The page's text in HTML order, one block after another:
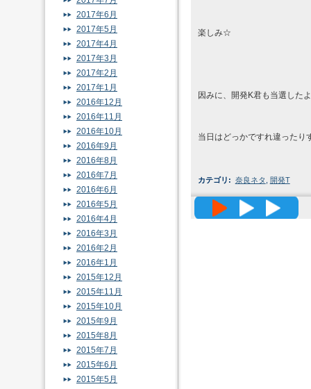
楽しみ☆
因みに、開発K君も当選した
当日はどっかですれ違ったり
カテゴリ : 奈良ネタ 開発T
高精度メ
2017年6月
2017年5月
2017年4月
2017年3月
2017年2月
2017年1月
2016年12月
2016年11月
2016年10月
2016年9月
2016年8月
2016年7月
2016年6月
2016年5月
2016年4月
2016年3月
2016年2月
2016年1月
2015年12月
2015年11月
2015年10月
2015年9月
2015年8月
2015年7月
2015年6月
2015年5月